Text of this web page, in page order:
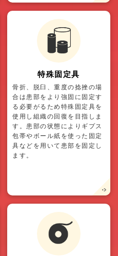
特殊固定具
骨折、脱臼、重度の捻挫の場
合は患部をより強固に固定す
る必要がるため特殊固定具を
使用し組織の回復を目指しま
す。患部の状態によりギプス
包帯やボール紙を使った固定
具などを用いて患部を固定し
ます。